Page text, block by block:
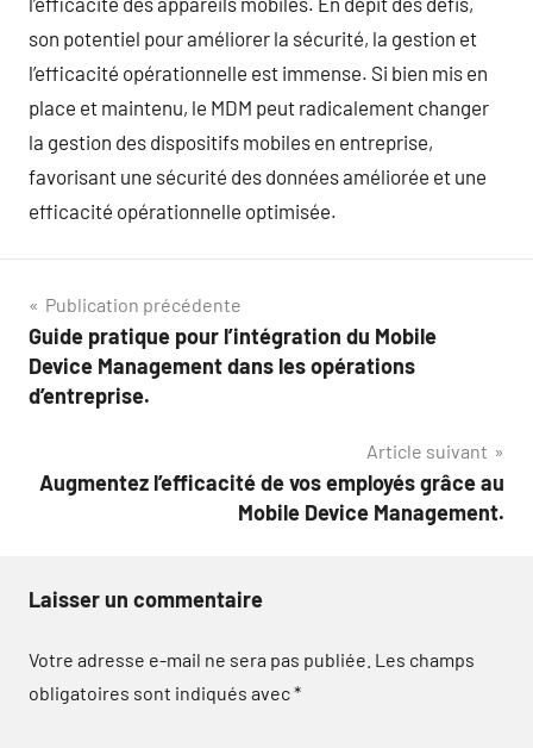
son potentiel pour améliorer la sécurité, la gestion et
l’efficacité opérationnelle est immense. Si bien mis en
place et maintenu, le MDM peut radicalement changer
la gestion des dispositifs mobiles en entreprise,
favorisant une sécurité des données améliorée et une
efficacité opérationnelle optimisée.
Navigation
de
l’article
Publication précédente
Guide pratique pour l’intégration du Mobile
Device Management dans les opérations
d’entreprise.
Article suivant
Augmentez l’efficacité de vos employés grâce au
Mobile Device Management.
Laisser un commentaire
Votre adresse e-mail ne sera pas publiée. Les champs
obligatoires sont indiqués avec*